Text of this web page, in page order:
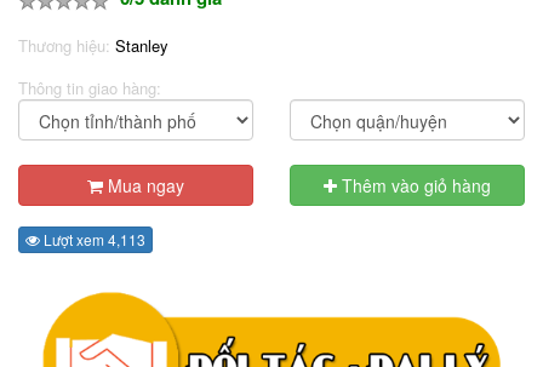
Thương hiệu: Stanley
Thông tin giao hàng:
Mua ngay Thêm vào giỏ hàng
Lượt xem 4,113